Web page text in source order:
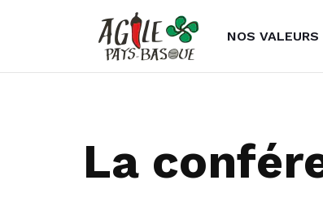
NOS VALEURS
La